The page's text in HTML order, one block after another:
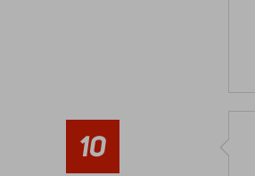
10